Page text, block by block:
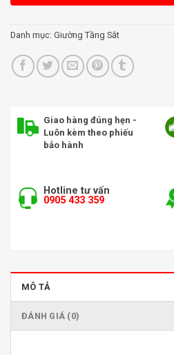
Danh mục: Giường Tầng Sắt
Giao hàng đúng hẹn -
Luôn kèm theo phiếu
bảo hành
Hotline tư vấn
0905 433 359
MÔ TẢ
ĐÁNH GIÁ (0)